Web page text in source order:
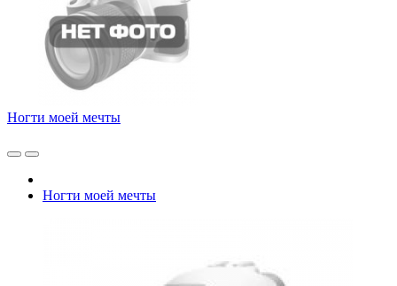
Ногти моей мечты
Ногти моей мечты